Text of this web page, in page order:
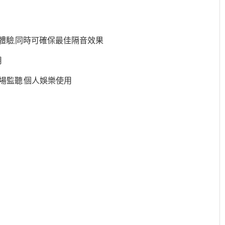
驗,同時可確保最佳隔音效果
監聽.個人娛樂使用